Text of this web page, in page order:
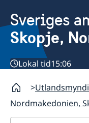
Sveriges
Skopje,
Lokal tid15:06
Nordmakedonien,